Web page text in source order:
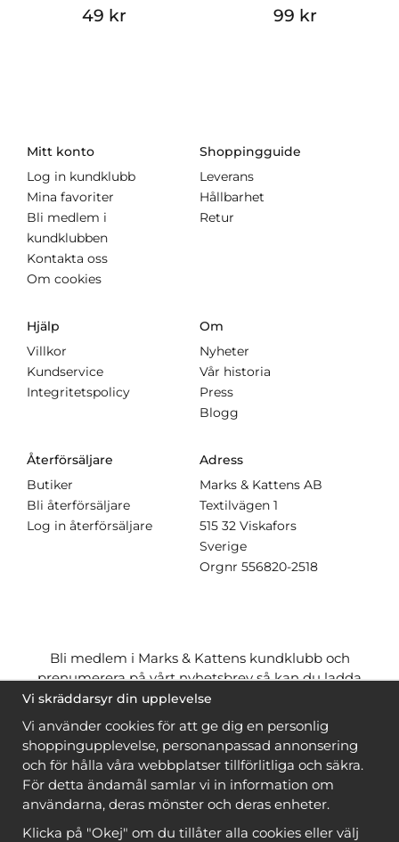
49 kr 99 kr
Mitt konto
Log in kundklubb
Mina favoriter
Bli medlem i
kundklubben
Kontakta oss
Om cookies
Shoppingguide
Leverans
Hållbarhet
Retur
Hjälp
Villkor
Kundservice
Integritetspolicy
Om
Nyheter
Vår historia
Press
Blogg
Återförsäljare
Butiker
Bli återförsäljare
Log in återförsäljare
Adress
Marks & Kattens AB
Textilvägen 1
515 32 Viskafors
Sverige
Orgnr 556820-2518
Bli medlem i Marks & Kattens kundklubb och
prenumerera på vårt nyhetsbrev så kan du ladda
ner många mönstergratisoch få många
när du handlar garn till mönstret. Du ser vilka som
är
gratis när du är inloggad
Bli medlem
Vi skräddarsyr din upplevelse
Vi använder cookies för att ge dig en personlig
shoppingupplevelse, personanpassad annonsering
och för hålla våra webbplatser tillförlitliga och säkra.
För detta ändamål samlar vi in information om
användarna, deras mönster och deras enheter.
Klicka på "Okej" om du tillåter alla cookies eller välj